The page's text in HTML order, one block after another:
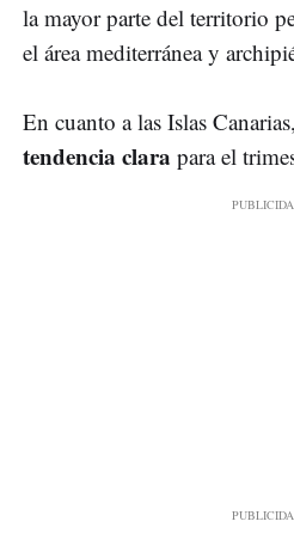
la mayor parte del territorio
el área mediterránea y
En cuanto a las Islas Canarias,
tendencia clara para el